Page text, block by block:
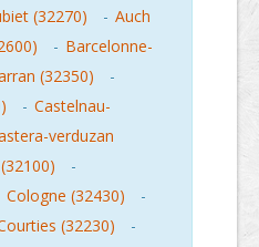
(32270) - Auch
- Barcelonne-
(32350)
-
- Castelnau-
verduzan
-
Cologne (32430)
-
(32230)
-